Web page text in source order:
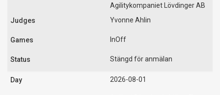
Agilitykompaniet Lövdinger AB
Yvonne Ahlin
InOff
Stängd för anmälan
2026-08-01